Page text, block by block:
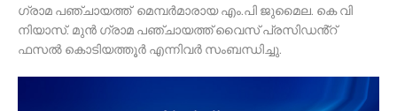
ഗ്രാമ പഞ്ചായത്ത് മെമ്പർമാരായ എം.പി ജുമൈല. കെ വി
നിയാസ്. മുൻ ഗ്രാമ പഞ്ചായത്ത് വൈസ് പ്രസിഡൻ്റ്
ഫസൽ കൊടിയത്തൂർ എന്നിവർ സംബന്ധിച്ചു.